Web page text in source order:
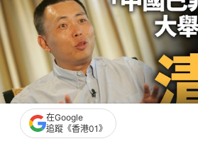
在Google
追蹤《香港01》